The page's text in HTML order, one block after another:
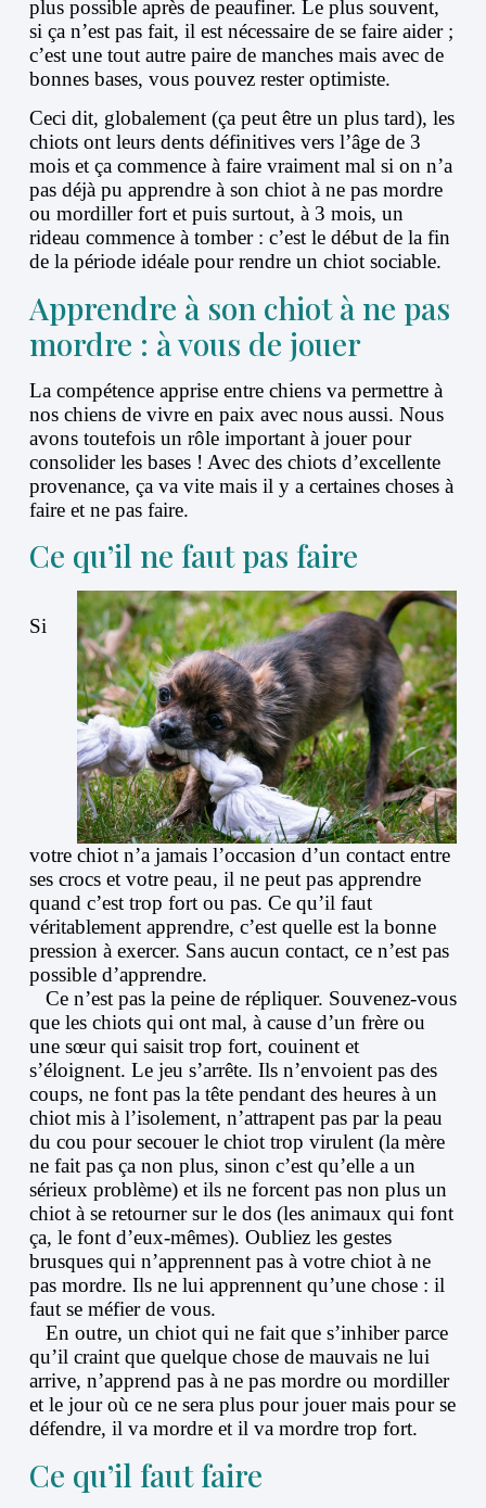
plus possible après de peaufiner. Le plus souvent,
si ça n’est pas fait, il est nécessaire de se faire aider ;
c’est une tout autre paire de manches mais avec de
bonnes bases, vous pouvez rester optimiste.
Ceci dit, globalement (ça peut être un plus tard), les
chiots ont leurs dents définitives vers l’âge de 3
mois et ça commence à faire vraiment mal si on n’a
pas déjà pu apprendre à son chiot à ne pas mordre
ou mordiller fort et puis surtout, à 3 mois, un
rideau commence à tomber : c’est le début de la fin
de la période idéale pour rendre un chiot sociable.
Apprendre à son chiot à ne pas
mordre : à vous de jouer
La compétence apprise entre chiens va permettre à
nos chiens de vivre en paix avec nous aussi. Nous
avons toutefois un rôle important à jouer pour
consolider les bases ! Avec des chiots d’excellente
provenance, ça va vite mais il y a certaines choses à
faire et ne pas faire.
Ce qu’il ne faut pas faire
Si
votre chiot n’a jamais l’occasion d’un contact entre
ses crocs et votre peau, il ne peut pas apprendre
quand c’est trop fort ou pas. Ce qu’il faut
véritablement apprendre, c’est quelle est la bonne
pression à exercer. Sans aucun contact, ce n’est pas
possible d’apprendre.
Ce n’est pas la peine de répliquer. Souvenez-vous
que les chiots qui ont mal, à cause d’un frère ou
une sœur qui saisit trop fort, couinent et
s’éloignent. Le jeu s’arrête. Ils n’envoient pas des
coups, ne font pas la tête pendant des heures à un
chiot mis à l’isolement, n’attrapent pas par la peau
du cou pour secouer le chiot trop virulent (la mère
ne fait pas ça non plus, sinon c’est qu’elle a un
sérieux problème) et ils ne forcent pas non plus un
chiot à se retourner sur le dos (les animaux qui font
ça, le font d’eux-mêmes). Oubliez les gestes
brusques qui n’apprennent pas à votre chiot à ne
pas mordre. Ils ne lui apprennent qu’une chose : il
faut se méfier de vous.
En outre, un chiot qui ne fait que s’inhiber parce
qu’il craint que quelque chose de mauvais ne lui
arrive, n’apprend pas à ne pas mordre ou mordiller
et le jour où ce ne sera plus pour jouer mais pour se
défendre, il va mordre et il va mordre trop fort.
Ce qu’il faut faire